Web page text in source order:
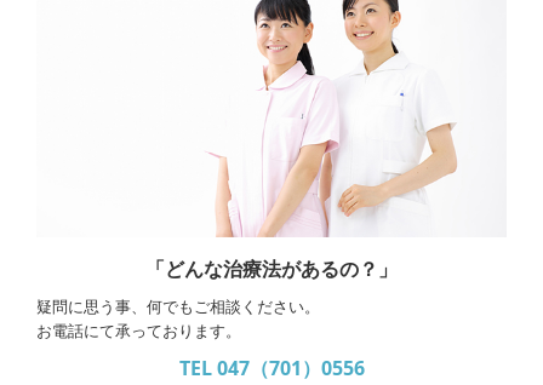
「どんな治療法があるの？」
疑問に思う事、何でもご相談ください。
お電話にて承っております。
TEL 047（701）0556